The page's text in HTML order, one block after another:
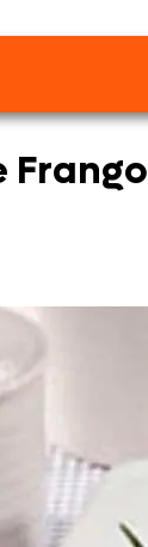
Frango